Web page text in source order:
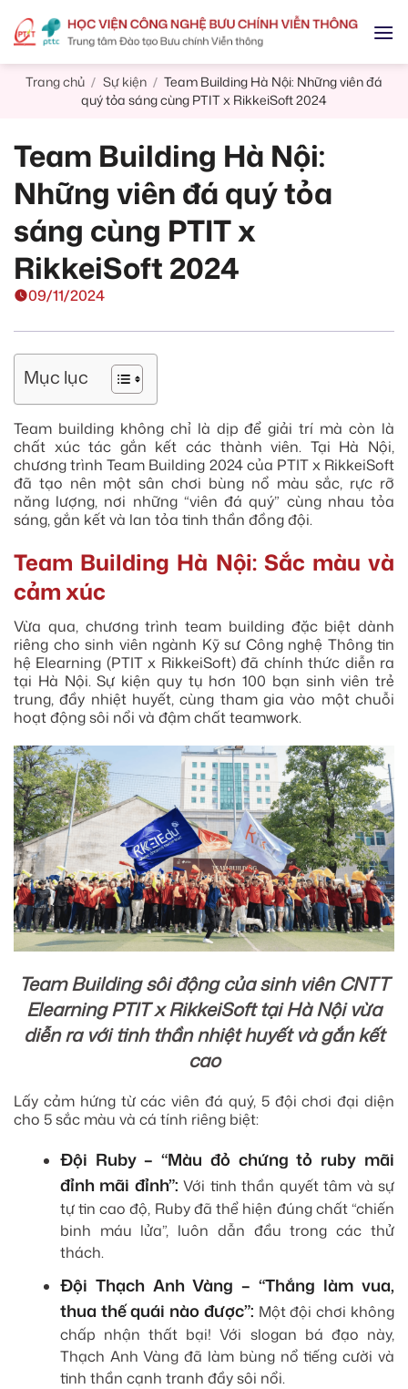
Trang chủ / Sự kiện / Team Building Hà Nội: Những viên đá
quý tỏa sáng cùng PTIT x RikkeiSoft 2024
09/11/2024
Team Building Hà Nội:
Những viên đá quý tỏa
sáng cùng PTIT x
RikkeiSoft 2024
Mục lục
Team building không chỉ là dịp để giải trí mà còn là
chất xúc tác gắn kết các thành viên. Tại Hà Nội,
chương trình Team Building 2024 của PTIT x RikkeiSoft
đã tạo nên một sân chơi bùng nổ màu sắc, rực rỡ
năng lượng, nơi những “viên đá quý” cùng nhau tỏa
sáng, gắn kết và lan tỏa tinh thần đồng đội.
Team Building Hà Nội: Sắc màu và
cảm xúc
Vừa qua, chương trình team building đặc biệt dành
riêng cho sinh viên ngành Kỹ sư Công nghệ Thông tin
hệ Elearning (PTIT x RikkeiSoft) đã chính thức diễn ra
tại Hà Nội. Sự kiện quy tụ hơn 100 bạn sinh viên trẻ
trung, đầy nhiệt huyết, cùng tham gia vào một chuỗi
hoạt động sôi nổi và đậm chất teamwork.
Team Building sôi động của sinh viên CNTT
Elearning PTIT x RikkeiSoft tại Hà Nội vừa
diễn ra với tinh thần nhiệt huyết và gắn kết
cao
Lấy cảm hứng từ các viên đá quý, 5 đội chơi đại diện
cho 5 sắc màu và cá tính riêng biệt:
Đội Ruby – “Màu đỏ chứng tỏ ruby mãi
đỉnh mãi đỉnh”: Với tinh thần quyết tâm và sự
tự tin cao độ, Ruby đã thể hiện đúng chất “chiến
binh máu lửa”, luôn dẫn đầu trong các thử
thách.
Đội Thạch Anh Vàng – “Thắng làm vua,
thua thế quái nào được”: Một đội chơi không
chấp nhận thất bại! Với slogan bá đạo này,
Thạch Anh Vàng đã làm bùng nổ tiếng cười và
tinh thần cạnh tranh đầy sôi nổi.